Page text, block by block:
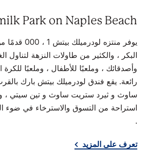
Park on Naples Beach
يوفر منتزه
البكر ، والكثير من طاولات النزهة لتناول
وأصدقائك ، وملعبًا للأطفال ، وملعبًا للكرة
رائعة. يقع فندق لودرميلك بيتش بارك
ساوث و ثيرد ستريت ساوث و تين سيتي ،
استراحة من التسوق والاسترخاء في ضوء
.
تعرف على المزيد